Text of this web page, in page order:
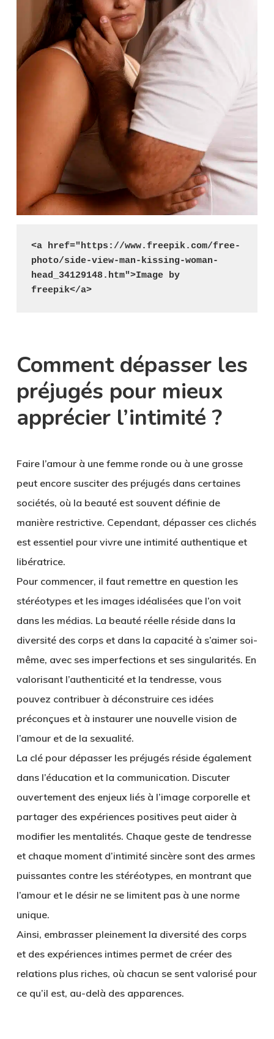
<a href="https://www.freepik.com/free-
photo/side-view-man-kissing-woman-
head_34129148.htm">Image by
freepik</a>
Comment dépasser les
préjugés pour mieux
apprécier l’intimité ?
Faire l’amour à une femme ronde ou à une grosse
peut encore susciter des préjugés dans certaines
sociétés, où la beauté est souvent définie de
manière restrictive. Cependant, dépasser ces clichés
est essentiel pour vivre une intimité authentique et
libératrice.
Pour commencer, il faut remettre en question les
stéréotypes et les images idéalisées que l’on voit
dans les médias. La beauté réelle réside dans la
diversité des corps et dans la capacité à s’aimer soi-
même, avec ses imperfections et ses singularités. En
valorisant l’authenticité et la tendresse, vous
pouvez contribuer à déconstruire ces idées
préconçues et à instaurer une nouvelle vision de
l’amour et de la sexualité.
La clé pour dépasser les préjugés réside également
dans l’éducation et la communication. Discuter
ouvertement des enjeux liés à l’image corporelle et
partager des expériences positives peut aider à
modifier les mentalités. Chaque geste de tendresse
et chaque moment d’intimité sincère sont des armes
puissantes contre les stéréotypes, en montrant que
l’amour et le désir ne se limitent pas à une norme
unique.
Ainsi, embrasser pleinement la diversité des corps
et des expériences intimes permet de créer des
relations plus riches, où chacun se sent valorisé pour
ce qu’il est, au-delà des apparences.